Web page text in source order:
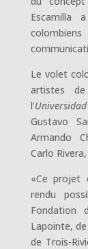
Escamilla
Le volet
artistes
l’
Gustavo
Armando
Carlo
«Ce projet
rendu
Fondation
Lapointe,
de Trois-